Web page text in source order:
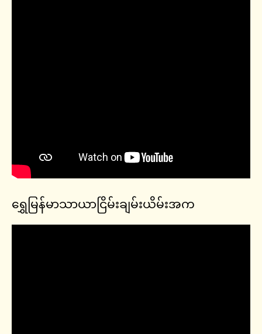
ရွှေမြန်မာသာယာငြိမ်းချမ်းယိမ်းအက